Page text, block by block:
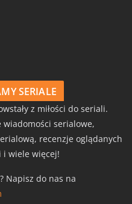
SERIALE
z miłości do seriali.
serialowe,
recenzje oglądanych
i wiele więcej!
Napisz do nas na